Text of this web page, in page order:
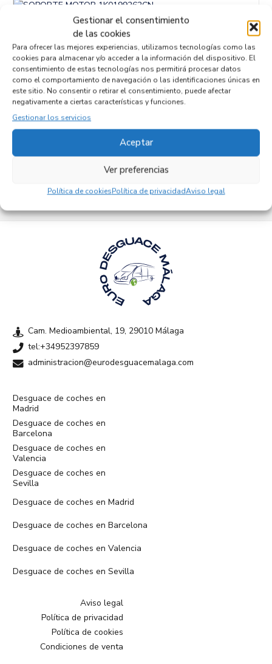
Gestionar el consentimiento
de las cookies
Para ofrecer las mejores experiencias, utilizamos tecnologías como las
cookies para almacenar y/o acceder a la información del dispositivo. El
consentimiento de estas tecnologías nos permitirá procesar datos
como el comportamiento de navegación o las identificaciones únicas en
este sitio. No consentir o retirar el consentimiento, puede afectar
negativamente a ciertas características y funciones.
Gestionar los servicios
Aceptar
Ver preferencias
Política de cookiesPolítica de privacidadAviso legal
SOPORTE MOTOR 1K0199262CN
Recambios VOLKSWAGENGOLF VI (5K1)(10.2008)
Referencia ID:
146446
Referencia OEM: 1K0199262CN
32,95€ (IVA no incluído)
Cam. Medioambiental, 19, 29010 Málaga
tel:+34952397859
administracion@eurodesguacemalaga.com
Desguace de coches en
Madrid
Desguace de coches en
Barcelona
Desguace de coches en
Valencia
Desguace de coches en
Sevilla
Desguace de coches en Madrid
Desguace de coches en Barcelona
Desguace de coches en Valencia
Desguace de coches en Sevilla
Aviso legal
Política de privacidad
Política de cookies
Condiciones de venta